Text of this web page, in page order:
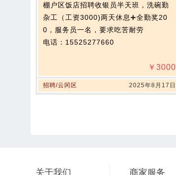
棚户区饭店招聘收银员半天班，洗碗勤
杂工（工资3000)两天休息➕全勤奖20
0，服务员一名，要求吃苦耐劳
电话：15525277660
招聘/云冈区
￥ 3000
2025年8月17日
关于我们 商家服务